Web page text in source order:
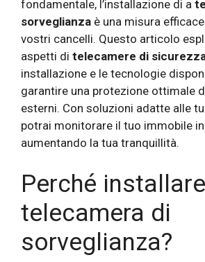
fondamentale, l’installazione di a
sorveglianza è una misura
vostri cancelli. Questo articolo
aspetti di telecamere di
installazione e le tecnologie
garantire una protezione ottimale
esterni. Con soluzioni adatte alle
potrai monitorare il tuo immobile
aumentando la tua tranquillità.
Perché
telecamera di
sorveglianza?